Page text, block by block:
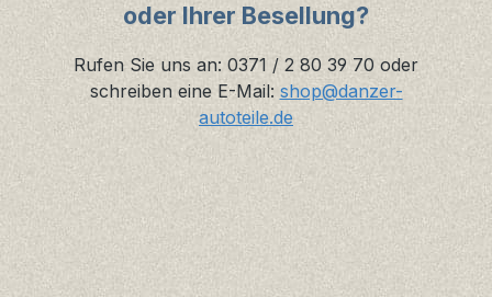
oder Ihrer Besellung?
Rufen Sie uns an: 0371 / 2 80 39 70 oder
schreiben eine E-Mail: shop@danzer-
autoteile.de